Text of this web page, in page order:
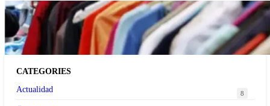
Las grandes marcas globales se suman a la
tendencia de la ropa de segunda mano premium
CATEGORIES
Actualidad
8